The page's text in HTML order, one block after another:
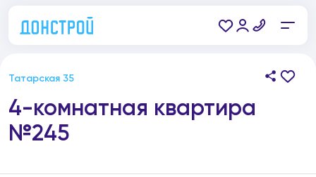
Татарская 35
4-комнатная квартира
№245